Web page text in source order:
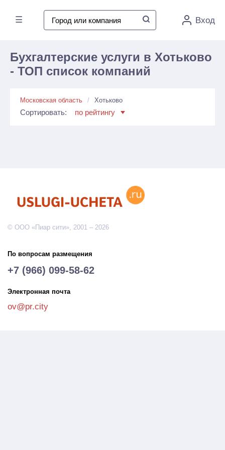
☰ Вход
Бухгалтерские услуги в Хотьково
- ТОП список компаний
Московская область Хотьково
Сортировать: по рейтингу
© ООО «Пиар сити», 2001 – 2026
По вопросам размещения
+7 (966) 099-58-62
Электронная почта
ov@pr.city